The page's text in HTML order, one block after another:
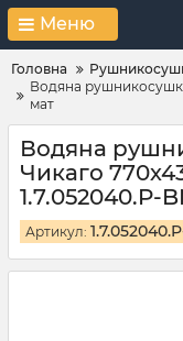
Меню
Головна
Водяна
мат
Водяна
Чикаго
1.7.052040.P-
Артикул: